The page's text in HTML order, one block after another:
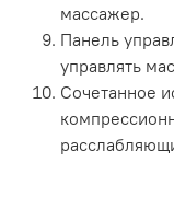
массажер.
Панель
управлять
Сочетанное